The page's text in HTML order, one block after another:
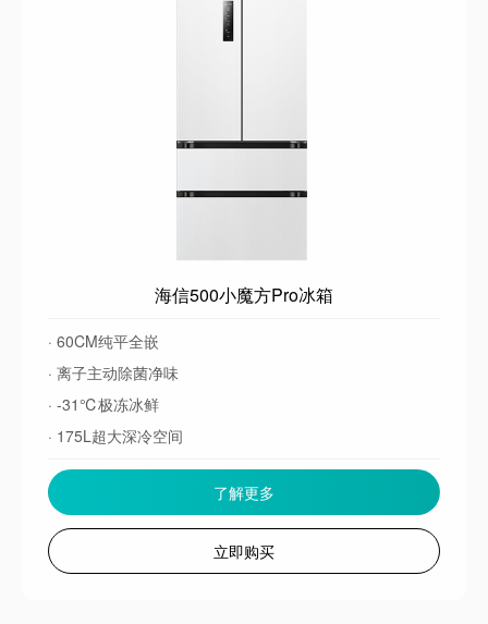
海信500小魔方Pro冰箱
· 60CM纯平全嵌
· 离子主动除菌净味
· -31℃极冻冰鲜
· 175L超大深冷空间
了解更多
立即购买